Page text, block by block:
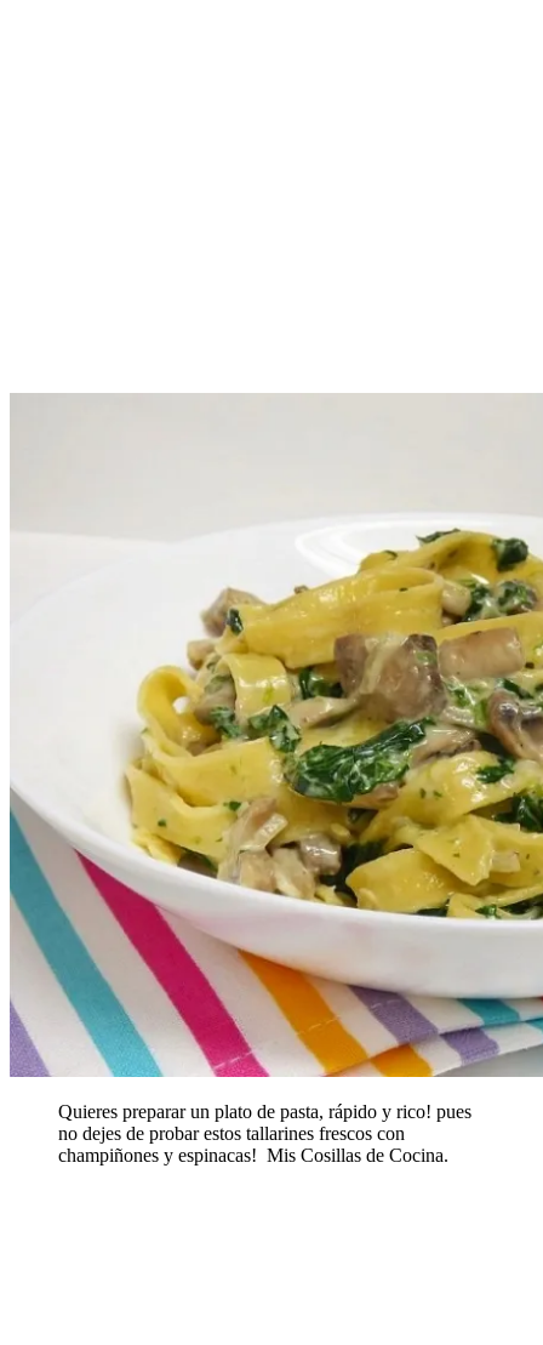
Quieres preparar un plato de pasta, rápido y rico! pues
no dejes de probar estos tallarines frescos con
champiñones y espinacas! Mis Cosillas de Cocina.